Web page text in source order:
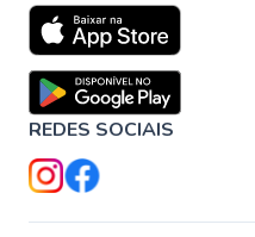
REDES SOCIAIS